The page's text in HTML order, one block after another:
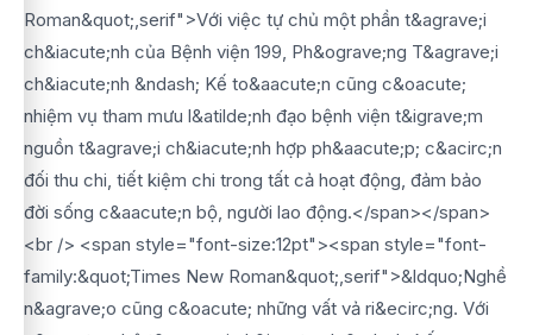
Roman&quot;,serif">Với việc tự chủ một phần t&agrave;i
ch&iacute;nh của Bệnh viện 199, Ph&ograve;ng T&agrave;i
ch&iacute;nh &ndash; Kế to&aacute;n cũng c&oacute;
nhiệm vụ tham mưu l&atilde;nh đạo bệnh viện t&igrave;m
nguồn t&agrave;i ch&iacute;nh hợp ph&aacute;p; c&acirc;n
đối thu chi, tiết kiệm chi trong tất cả hoạt động, đảm bảo
đời sống c&aacute;n bộ, người lao động.</span></span>
<br /> <span style="font-size:12pt"><span style="font-
family:&quot;Times New Roman&quot;,serif">&ldquo;Nghề
n&agrave;o cũng c&oacute; những vất vả ri&ecirc;ng. Với